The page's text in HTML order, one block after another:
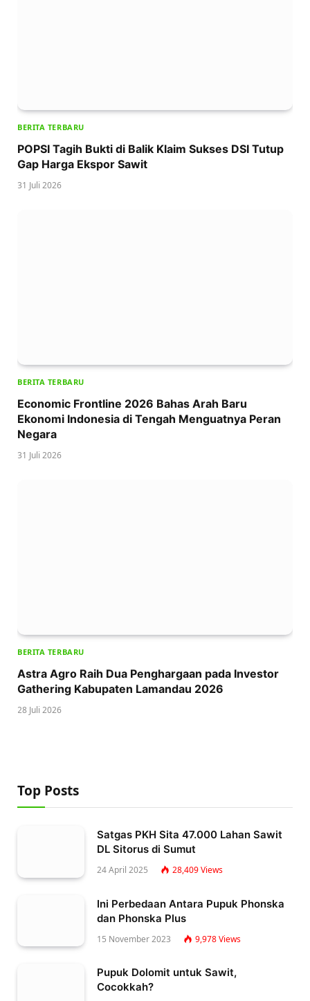
BERITA TERBARU
POPSI Tagih Bukti di Balik Klaim Sukses DSI Tutup
Gap Harga Ekspor Sawit
31 Juli 2026
BERITA TERBARU
Economic Frontline 2026 Bahas Arah Baru
Ekonomi Indonesia di Tengah Menguatnya Peran
Negara
31 Juli 2026
BERITA TERBARU
Astra Agro Raih Dua Penghargaan pada Investor
Gathering Kabupaten Lamandau 2026
28 Juli 2026
Top Posts
Satgas PKH Sita 47.000 Lahan Sawit
DL Sitorus di Sumut
24 April 2025 28,409Views
Ini Perbedaan Antara Pupuk Phonska
dan Phonska Plus
15 November 2023 9,978Views
Pupuk Dolomit untuk Sawit,
Cocokkah?